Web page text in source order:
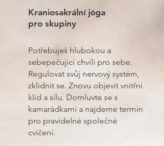
Kraniosakrální jóga
pro skupiny
Potřebuješ hlubokou a
sebepečující chvíli pro sebe.
Regulovat svůj nervový systém,
zklidnit se. Znovu objevit vnitřní
klid a sílu. Domluvte se s
kamarádkami a najdeme termín
pro pravidelné společné
cvičení.